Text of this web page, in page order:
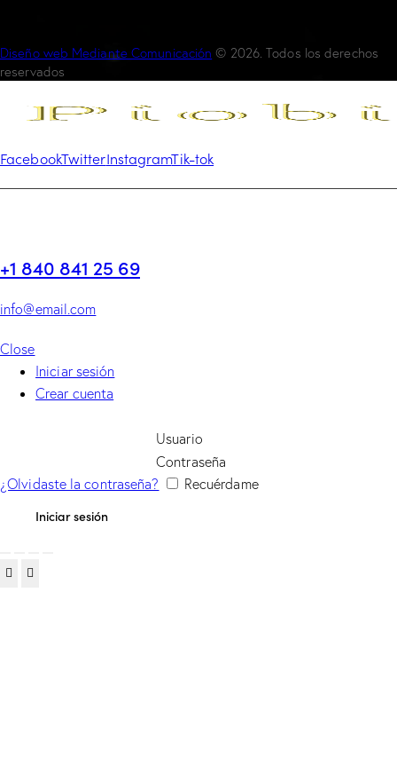
Diseño web Mediante Comunicación © 2026. Todos los derechos
reservados
FacebookTwitterInstagramTik-tok
+1 840 841 25 69
info@email.com
Close
Iniciar sesión
Crear cuenta
Usuario
Contraseña
¿Olvidaste la contraseña?
Recuérdame